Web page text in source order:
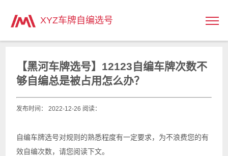
XYZ车牌自编选号
主页 >
【黑河车牌选号】12123自编车牌次数不
够自编总是被占用怎么办？
发布时间： 2022-12-26 阅读：
自编车牌选号对规则的熟悉程度有一定要求，为不浪费您的有
效自编次数，请您阅读下文。